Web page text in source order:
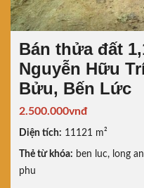
Bán thửa đất
Nguyễn Hữu
Bửu, Bến Lức
2.500.000vnđ
Diện tích: 11121 m²
Thẻ từ khóa: ben luc, long an
phu